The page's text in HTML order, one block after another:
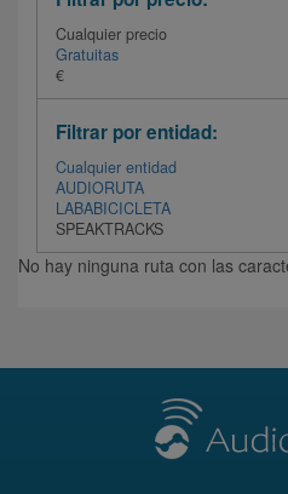
Cualquier precio
Gratuitas
€
Filtrar por entidad:
Cualquier entidad
AUDIORUTA
LABABICICLETA
SPEAKTRACKS
No hay ninguna ruta con las